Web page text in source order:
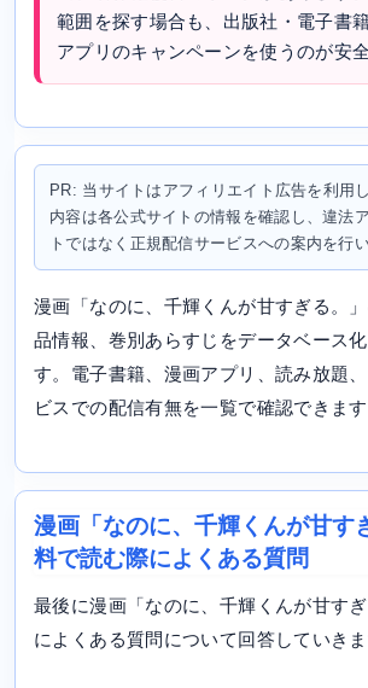
範囲を探す場合も、出版社・電子書
アプリのキャンペーンを使うのが安全
PR: 当サイトはアフィリエイト広告を利用
内容は各公式サイトの情報を確認し、違法
トではなく正規配信サービスへの案内を行い
漫画「なのに、千輝くんが甘すぎる。
品情報、巻別あらすじをデータベース
す。電子書籍、漫画アプリ、読み放題
ビスでの配信有無を一覧で確認できます
漫画「なのに、千輝くんが甘す
料で読む際によくある質問
最後に漫画「なのに、千輝くんが甘す
によくある質問について回答していきま